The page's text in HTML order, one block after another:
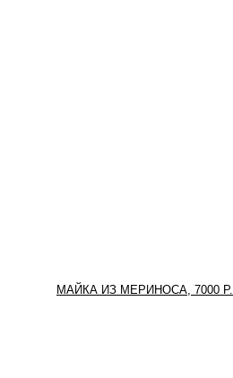
МАЙКА ИЗ МЕРИНОСА, 7000 Р.